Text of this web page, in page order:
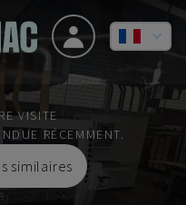
VISITE
RÉCEMMENT.
similaires